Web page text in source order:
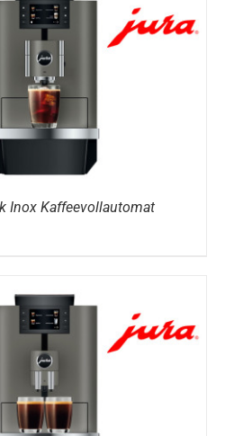
DETAILS
Inox Kaffeevollautomat
DETAILS